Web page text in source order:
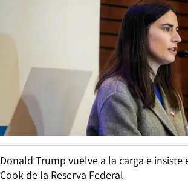
Donald Trump vuelve a la carga e insiste
Cook de la Reserva Federal